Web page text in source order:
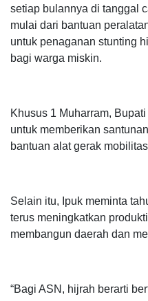
setiap bulannya di tanggal
mulai dari bantuan
untuk penaganan stunting
bagi warga miskin.
Khusus 1 Muharram,
untuk memberikan
bantuan alat gerak
Selain itu, Ipuk meminta
terus meningkatkan
membangun daerah dan
“Bagi ASN, hijrah berarti